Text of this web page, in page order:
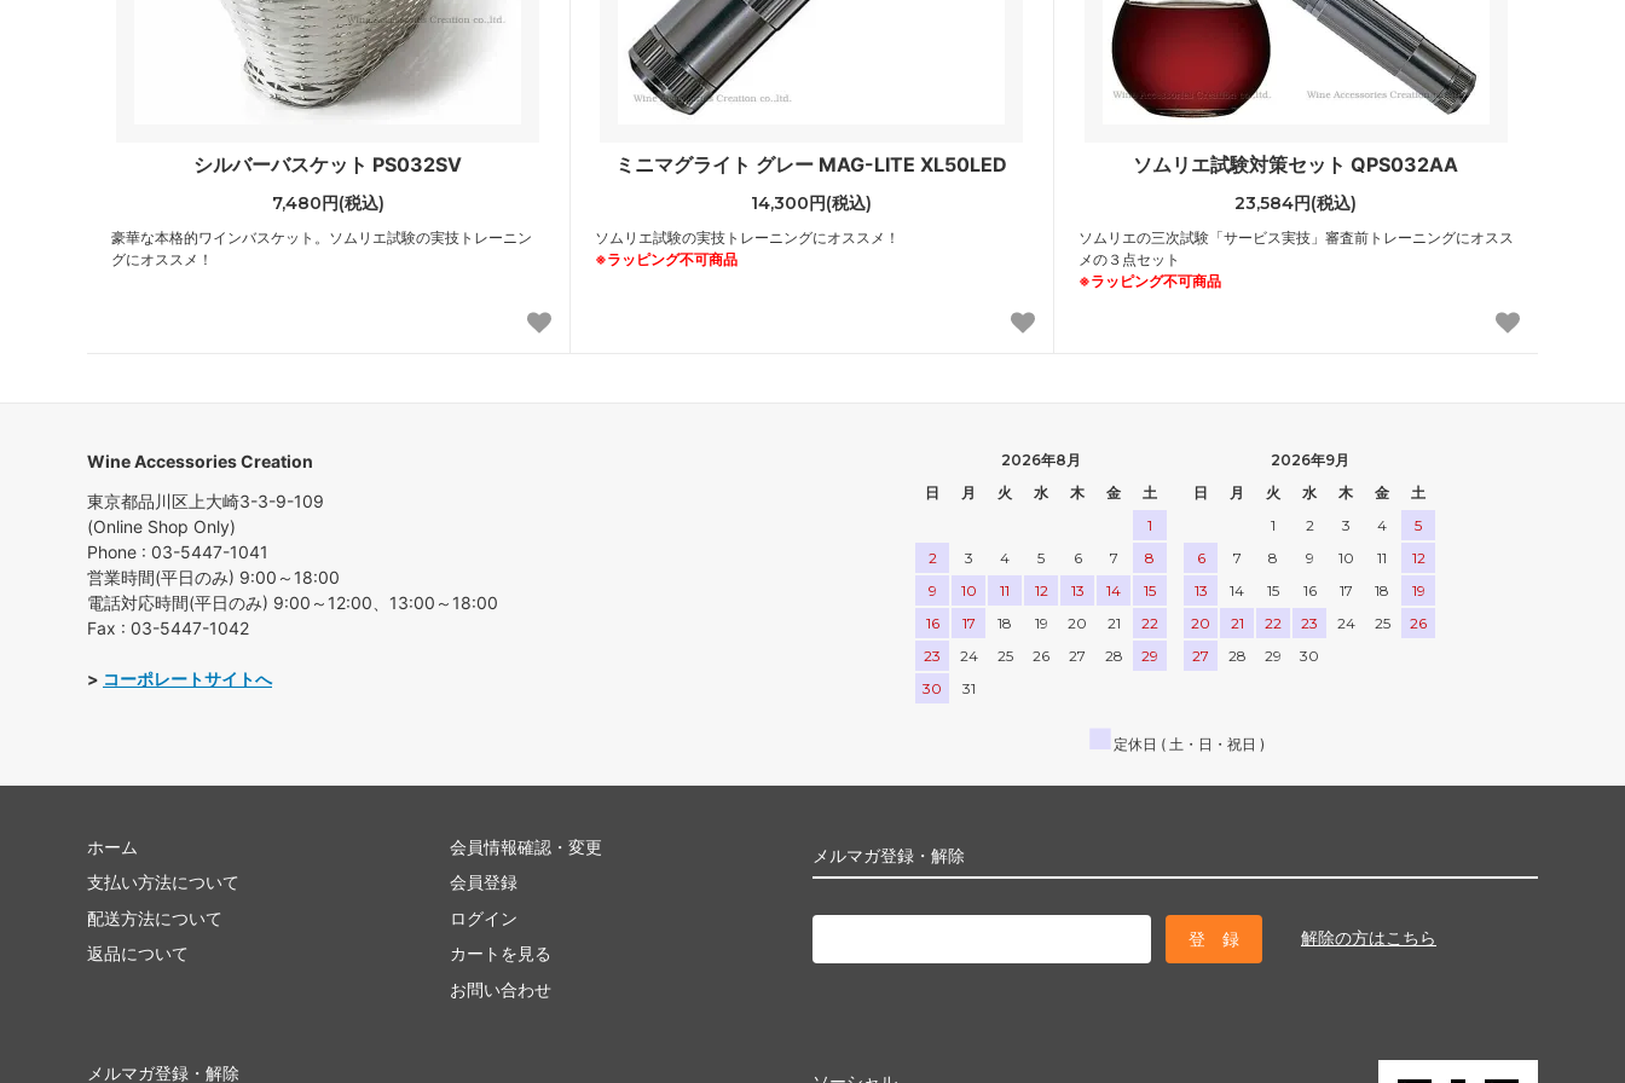
シルバーバスケット PS032SV
7,480円(税込)
豪華な本格的ワインバスケット。ソムリエ試験の実技トレーニン
グにオススメ！
ミニマグライト グレー MAG-LITE XL50LED
14,300円(税込)
ソムリエ試験の実技トレーニングにオススメ！
※ラッピング不可商品
ソムリエ試験対策セット QPS032AA
23,584円(税込)
ソムリエの三次試験「サービス実技」審査前トレーニングにオスス
メの３点セット
※ラッピング不可商品
Wine Accessories Creation
東京都品川区上大崎3-3-9-109
(Online Shop Only)
Phone : 03-5447-1041
営業時間(平日のみ) 9:00～18:00
電話対応時間(平日のみ) 9:00～12:00、13:00～18:00
Fax : 03-5447-1042
> コーポレートサイトへ
2026年8月
日
月 火 水 木 金
土
1
2
3 4 5 6 7
8
9
10 11 12 13 14
15
16
17 18 19 20 21
22
23
24 25 26 27 28
29
30
31
2026年9月
日
月 火 水 木 金
土
1
2 3 4
5
6
7 8 9 10 11
12
13
14 15 16 17 18
19
20
21 22 23 24 25
26
27
28 29 30
■ 定休日 ( 土・日・祝日 )
メルマガ登録・解除
解除の方はこちら
ホーム
支払い方法について
配送方法について
返品について
会員情報確認・変更
会員登録
ログイン
カートを見る
お問い合わせ
メルマガ登録・解除